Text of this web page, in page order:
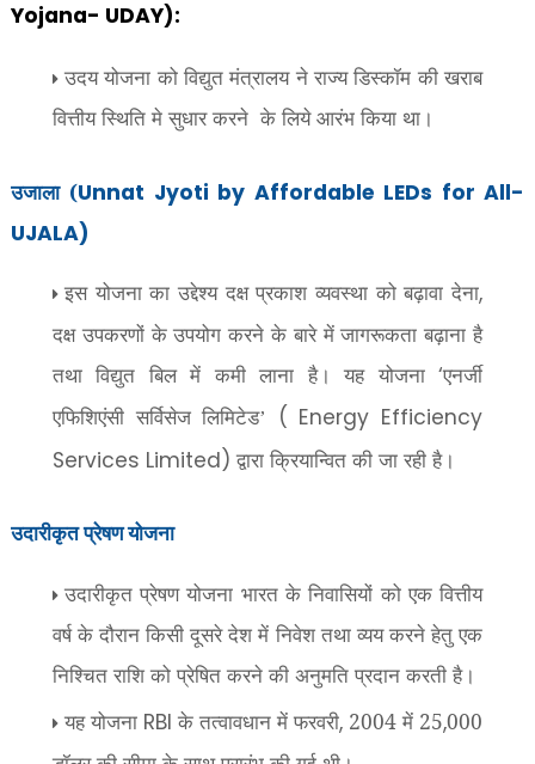
Yojana- UDAY):
उदय योजना को विद्युत मंत्रालय ने राज्य डिस्कॉम की खराब
वित्तीय स्थिति मे सुधार करने के लिये आरंभ किया था।
उजाला (Unnat Jyoti by Affordable LEDs for All-
UJALA)
इस योजना का उद्देश्य दक्ष प्रकाश व्यवस्था को बढ़ावा देना,
दक्ष उपकरणों के उपयोग करने के बारे में जागरूकता बढ़ाना है
तथा विद्युत बिल में कमी लाना है। यह योजना‘एनर्जी
एफिशिएंसी सर्विसेज लिमिटेड’
( Energy Efficiency
Services Limited) द्वारा क्रियान्वित की जा रही है।
उदारीकृत प्रेषण योजना
उदारीकृत प्रेषण योजना भारत के निवासियों को एक वित्तीय
वर्ष के दौरान किसी दूसरे देश में निवेश तथा व्यय करने हेतु एक
निश्चित राशि को प्रेषित करने की अनुमति प्रदान करती है।
यह योजना RBI के तत्वावधान में फरवरी, 2004 में 25,000